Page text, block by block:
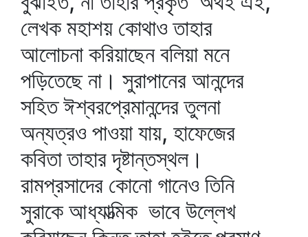
লেখক মহাশয় কোথাও তাহার
আলোচনা করিয়াছেন বলিয়া মনে
পড়িতেছে না। সুরাপানের আনন্দের
সহিত ঈশ্বরপ্রেমানন্দের তুলনা
অন্যত্রও পাওয়া যায়, হাফেজের
কবিতা তাহার দৃষ্টান্তস্থল।
রামপ্রসাদের কোনো গানেও তিনি
সুরাকে আধ্যাত্মিক ভাবে উল্লেখ